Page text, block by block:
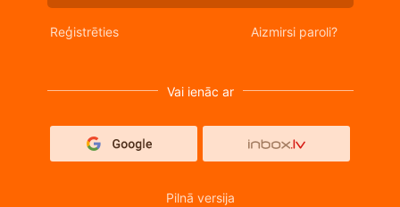
Reģistrēties Aizmirsi paroli?
Vai ienāc ar
Pilnā versija